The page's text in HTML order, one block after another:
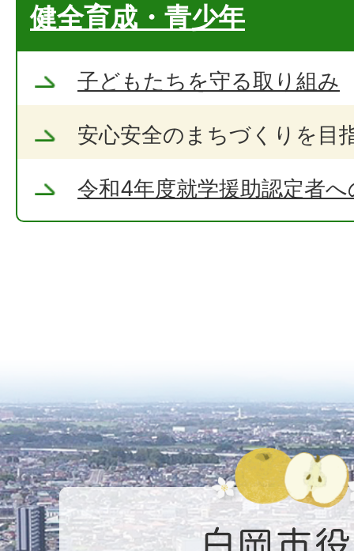
健全育成・青少年
子どもたちを守る取り組み
安心安全のまちづくりを目
令和4年度就学援助認定者